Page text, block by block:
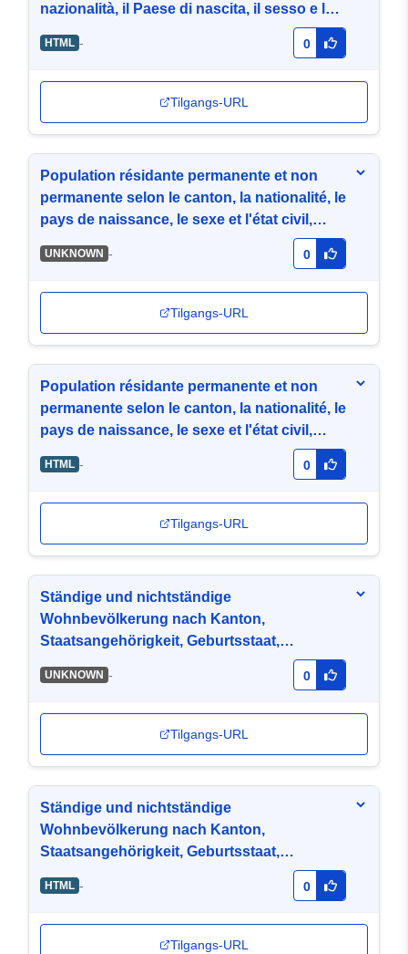
nazionalità, il Paese di nascita, il sesso e lo
HTML - 0
Tilgangs-URL
Population résidante permanente et non
permanente selon le canton, la nationalité, le
pays de naissance, le sexe et l'état civil,
UNKNOWN - 0
Tilgangs-URL
Population résidante permanente et non
permanente selon le canton, la nationalité, le
pays de naissance, le sexe et l'état civil,
HTML - 0
Tilgangs-URL
Ständige und nichtständige
Wohnbevölkerung nach Kanton,
Staatsangehörigkeit, Geburtsstaat,
UNKNOWN - 0
Tilgangs-URL
Ständige und nichtständige
Wohnbevölkerung nach Kanton,
Staatsangehörigkeit, Geburtsstaat,
HTML - 0
Tilgangs-URL